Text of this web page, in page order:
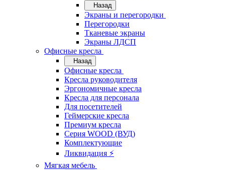
Назад
Экраны и перегородки
Перегородки
Тканевые экраны
Экраны ЛДСП
Офисные кресла
Назад
Офисные кресла
Кресла руководителя
Эргономичные кресла
Кресла для персонала
Для посетителей
Геймерские кресла
Премиум кресла
Серия WOOD (ВУД)
Комплектующие
Ликвидация ⚡
Мягкая мебель